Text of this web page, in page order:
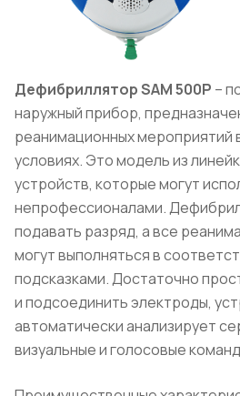
ДефибрилляторSAM500Р –
наружный прибор,
реанимационных мероприятий
условиях. Это модель из
устройств, которые могут
непрофессионалами.
подавать разряд, а все
могут выполняться в
подсказками. Достаточно
и подсоединить электроды,
автоматически анализирует
визуальные и голосовые